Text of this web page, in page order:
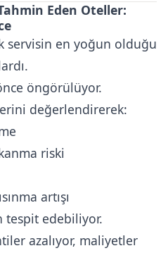
Eden Oteller:
servisin en yoğun olduğu
öngörülüyor.
değerlendirerek:
riski
artışı
tespit edebiliyor.
azalıyor, maliyetler